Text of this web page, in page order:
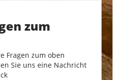
zum
Fragen zum oben
Sie uns eine Nachricht